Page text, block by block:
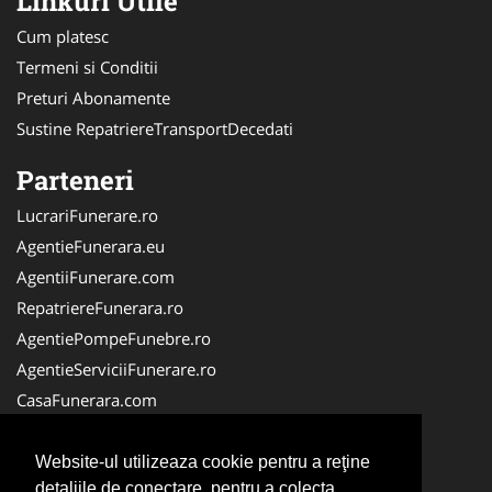
Website-ul utilizeaza cookie pentru a reţine
Cum platesc
Termeni si Conditii
Preturi Abonamente
Sustine RepatriereTransportDecedati
Parteneri
LucrariFunerare.ro
AgentieFunerara.eu
AgentiiFunerare.com
RepatriereFunerara.ro
AgentiePompeFunebre.ro
AgentieServiciiFunerare.ro
CasaFunerara.com
Firma-Pompe-Funebre.ro